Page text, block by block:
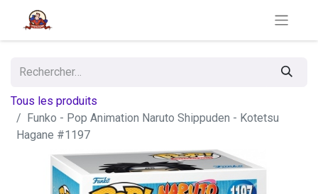
Tous les produits
Funko - Pop Animation Naruto Shippuden - Kotetsu
Hagane #1197